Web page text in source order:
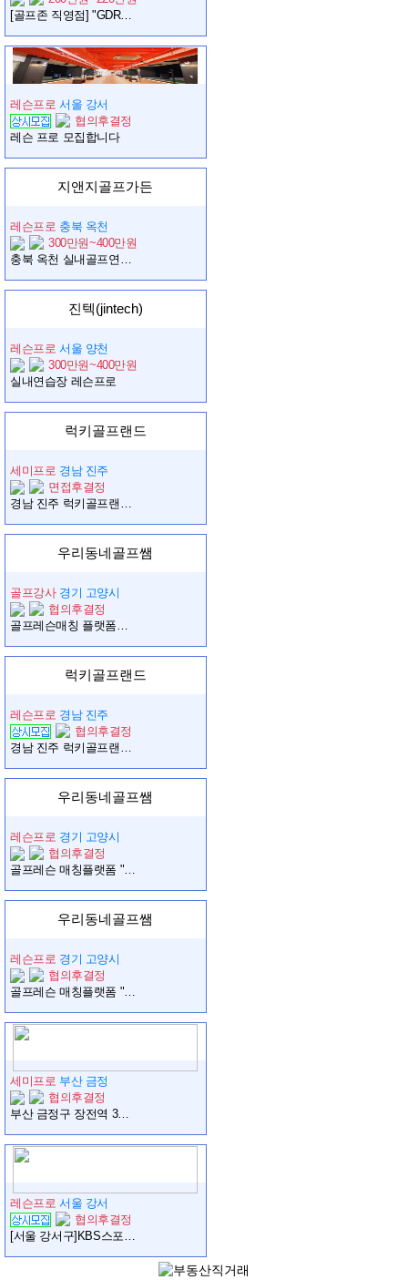
[골프존 직영점] "GDR아카데미 세종 대평점" 오전 매니저님 모집
레슨프로 서울 강서
협의후결정
레슨 프로 모집합니다
지앤지골프가든
레슨프로 충북 옥천
300만원~400만원
충북 옥천 실내골프연습장에서 프로님 모십니다.
진텍(jintech)
레슨프로 서울 양천
300만원~400만원
실내연습장 레슨프로
럭키골프랜드
세미프로 경남 진주
면접후결정
경남 진주 럭키골프랜드에서 레슨프로를 모집합니다.
우리동네골프쌤
골프강사 경기 고양시
협의후결정
골프레슨매칭 플랫폼어플 우리동네골프쌤에서 프로님을 모집합니다
럭키골프랜드
레슨프로 경남 진주
협의후결정
경남 진주 럭키골프랜드에서 레슨프로를 구합니다.
우리동네골프쌤
레슨프로 경기 고양시
협의후결정
골프레슨 매칭플랫폼 "우리동네골프쌤"에서 자유롭게(전국 전지역무관) 레슨하실 프로님을 모집합니다
우리동네골프쌤
레슨프로 경기 고양시
협의후결정
골프레슨 매칭플랫폼 "우리동네골프쌤"에서 자유롭게(전국 전지역무관) 레슨하실 프로님을 모집합니다
세미프로 부산 금정
협의후결정
부산 금정구 장전역 3분거리 파디글스 골프연습장에서 함께 동행할 프로님 모집합니다.
레슨프로 서울 강서
협의후결정
[서울 강서구]KBS스포츠월드 골프장 강사 채용